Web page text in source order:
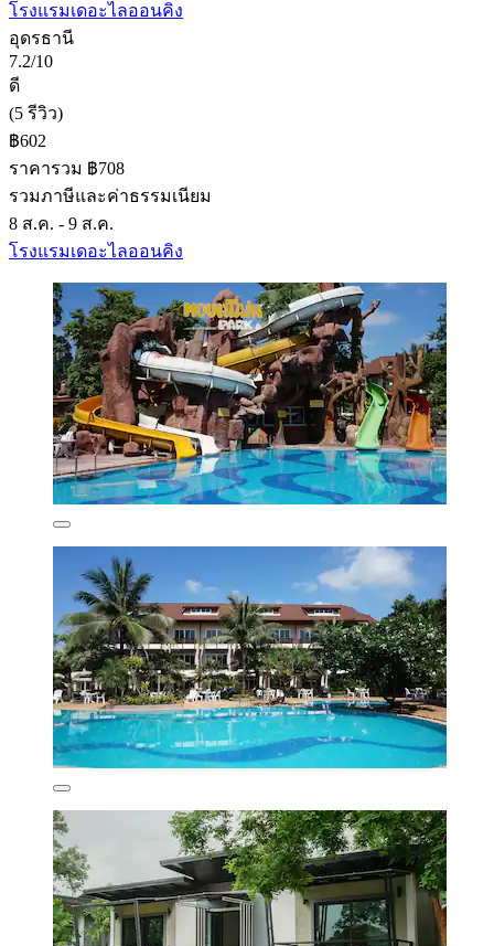
โรงแรมเดอะไลออนคิง
อุดรธานี
7.2/10
ดี
(5 รีวิว)
฿602
ราคารวม ฿708
รวมภาษีและค่าธรรมเนียม
8 ส.ค. - 9 ส.ค.
โรงแรมเดอะไลออนคิง